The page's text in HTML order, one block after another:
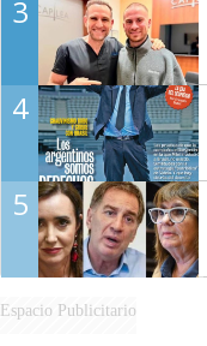
3
4
5
Espacio Publicitario